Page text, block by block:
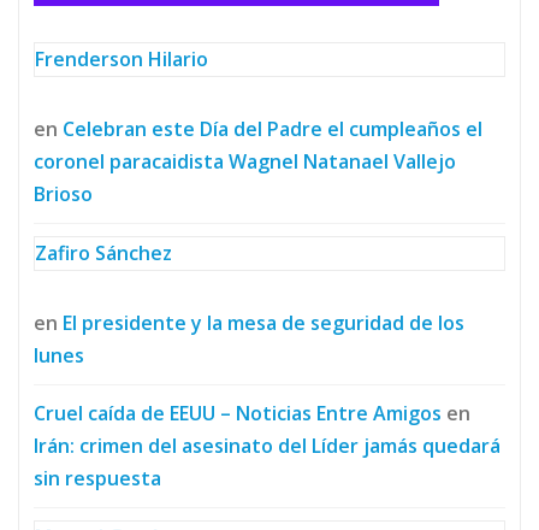
Frenderson Hilario
en Celebran este Día del Padre el cumpleaños el
coronel paracaidista Wagnel Natanael Vallejo
Brioso
Zafiro Sánchez
en El presidente y la mesa de seguridad de los
lunes
Cruel caída de EEUU – Noticias Entre Amigos en
Irán: crimen del asesinato del Líder jamás quedará
sin respuesta